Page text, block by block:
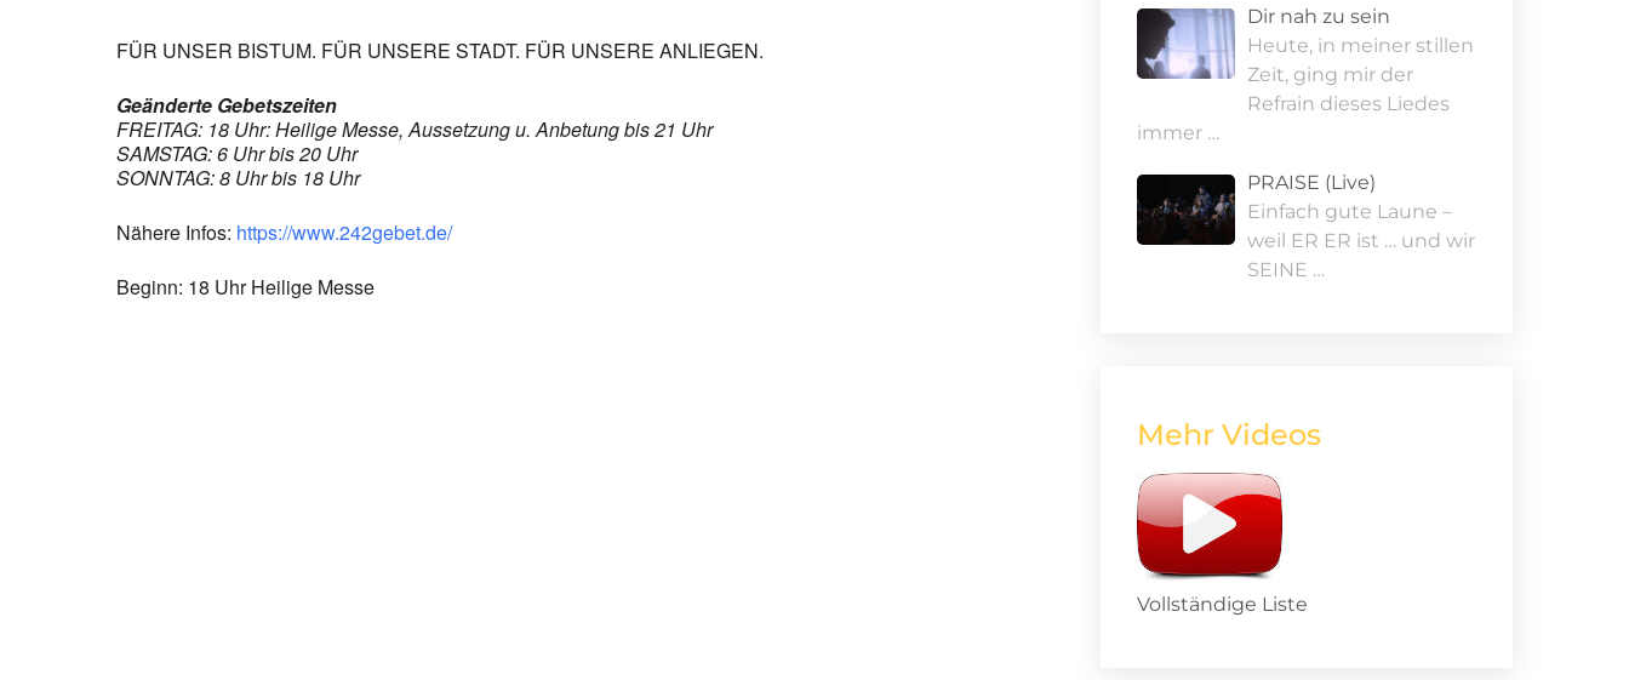
FÜR UNSER BISTUM. FÜR UNSERE STADT. FÜR UNSERE ANLIEGEN.
Geänderte Gebetszeiten
FREITAG: 18 Uhr: Heilige Messe, Aussetzung u. Anbetung bis 21 Uhr
SAMSTAG: 6 Uhr bis 20 Uhr
SONNTAG: 8 Uhr bis 18 Uhr
Nähere Infos: https://www.242gebet.de/
Beginn: 18 Uhr Heilige Messe
Dir nah zu sein
Heute, in meiner stillen
Zeit, ging mir der
Refrain dieses Liedes
immer …
PRAISE (Live)
Einfach gute Laune –
weil ER ER ist … und wir
SEINE …
Mehr Videos
Vollständige Liste